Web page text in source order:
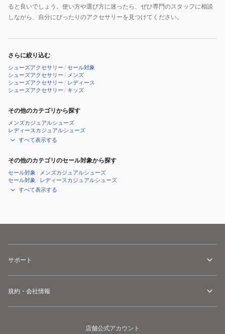
ると良いでしょう。使い方や選び方に迷ったら、ぜひ専門のスタッフに相談
しながら、自分にぴったりのアクセサリーを見つけてください。
さらに絞り込む
シューズアクセサリー /セール対象
シューズアクセサリー / メンズ
シューズアクセサリー / レディース
シューズアクセサリー / キッズ
その他のカテゴリから探す
メンズカジュアルシューズ
レディースカジュアルシューズ
すべて表示する
その他のカテゴリのセール対象から探す
セール対象 / メンズカジュアルシューズ
セール対象 / レディースカジュアルシューズ
すべて表示する
サポート
規約・会社情報
店舗公式アカウント